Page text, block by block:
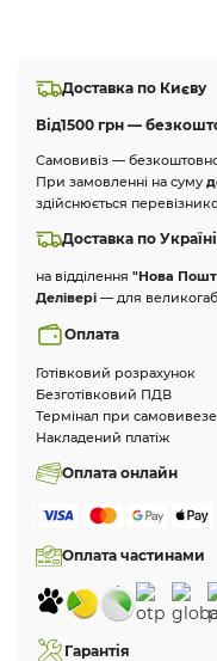
Доставка по Києву
Від1500 грн —
Самовивіз —
При замовленні на суму
здійснюється
Доставка по Україні
на відділення "Нова
Делівері — для
Оплата
Готівковий розрахунок
Безготівковий ПДВ
Термінал при
Накладений платіж
Оплата онлайн
Оплата частинами
Гарантія